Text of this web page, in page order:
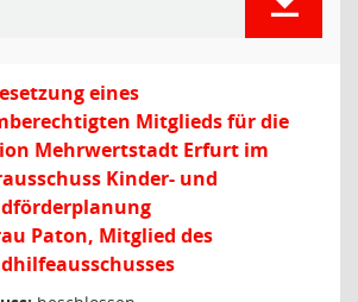
eines
Mitglieds für die
Mehrwertstadt Erfurt im
Kinder- und
Paton, Mitglied des